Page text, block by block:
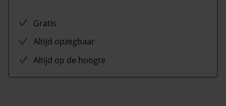
Gratis
Altijd opzegbaar
Altijd op de hoogte